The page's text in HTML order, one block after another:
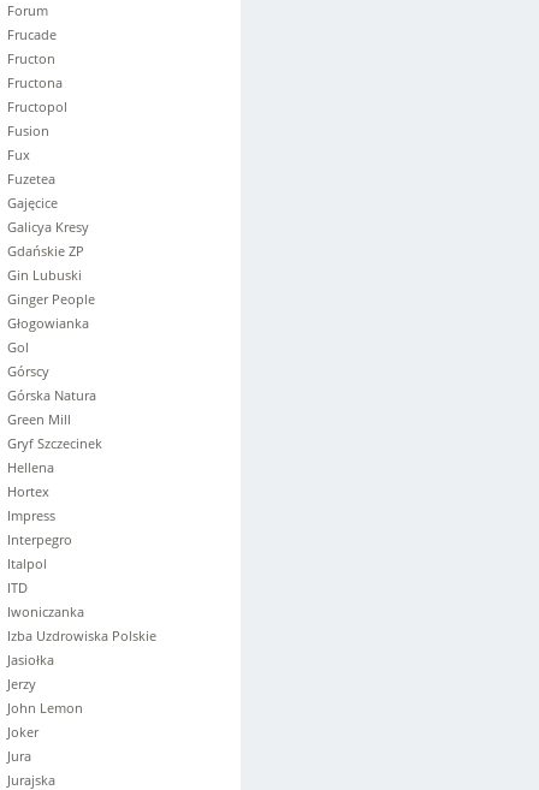
Forum
Frucade
Fructon
Fructona
Fructopol
Fusion
Fux
Fuzetea
Gajęcice
Galicya Kresy
Gdańskie ZP
Gin Lubuski
Ginger People
Głogowianka
Gol
Górscy
Górska Natura
Green Mill
Gryf Szczecinek
Hellena
Hortex
Impress
Interpegro
Italpol
ITD
Iwoniczanka
Izba Uzdrowiska Polskie
Jasiołka
Jerzy
John Lemon
Joker
Jura
Jurajska